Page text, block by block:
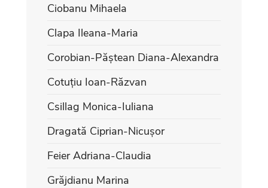
Ciobanu Mihaela
Clapa Ileana-Maria
Corobian-Păștean Diana-Alexandra
Cotuțiu Ioan-Răzvan
Csillag Monica-Iuliana
Dragată Ciprian-Nicușor
Feier Adriana-Claudia
Grăjdianu Marina